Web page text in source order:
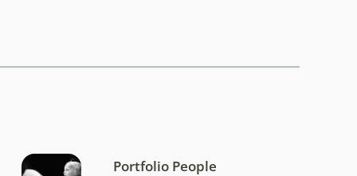
Portfolio People